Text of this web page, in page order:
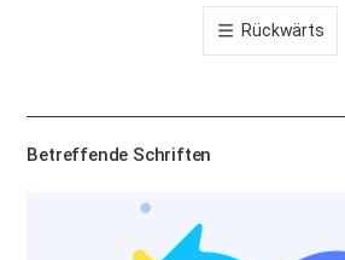
톡
공
기
Rückwärts
Betreffende Schriften